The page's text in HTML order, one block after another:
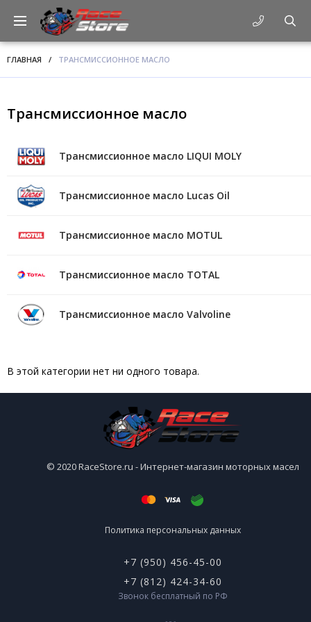
ГЛАВНАЯ / ТРАНСМИССИОННОЕ МАСЛО
Трансмиссионное масло
Трансмиссионное масло LIQUI MOLY
Трансмиссионное масло Lucas Oil
Трансмиссионное масло MOTUL
Трансмиссионное масло TOTAL
Трансмиссионное масло Valvoline
В этой категории нет ни одного товара.
© 2020 RaceStore.ru - Интернет-магазин моторных масел
Политика персональных данных
+7 (950) 456-45-00
+7 (812) 424-34-60
Звонок бесплатный по РФ